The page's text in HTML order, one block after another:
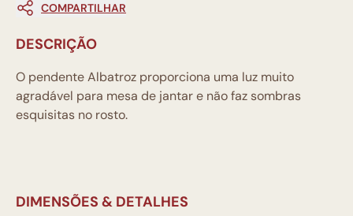
COMPARTILHAR
DESCRIÇÃO
O pendente Albatroz proporciona uma luz muito
agradável para mesa de jantar e não faz sombras
esquisitas no rosto.
DIMENSÕES & DETALHES